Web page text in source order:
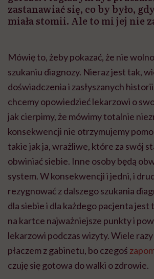
zastanawiać się, co by było,
miała stomii. Ale to mi jej nie
Mówię to, żeby pokazać, że nie
szukaniu diagnozy. Nieraz jest tak,
doświadczenia i zasłyszanych
chcemy opowiedzieć lekarzowi o
jak cierpimy, że mówimy totalnie
konsekwencji nie otrzymujemy
takie jak ja, wrażliwe, które za swój
obwiniać siebie. Inne osoby będą
system. W konsekwencji i jedni, i
rezygnować z dalszego szukania
dla siebie i dla każdego pacjenta jest
na kartce najważniejsze punkty i
lekarzowi podczas wizyty. Wiele
płaczem z gabinetu, bo czegoś
czuję się gotowa do walki o zdrowie.